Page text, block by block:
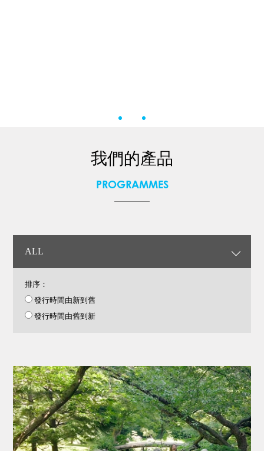
我們的產品
PROGRAMMES
ALL
排序：
發行時間由新到舊
發行時間由舊到新